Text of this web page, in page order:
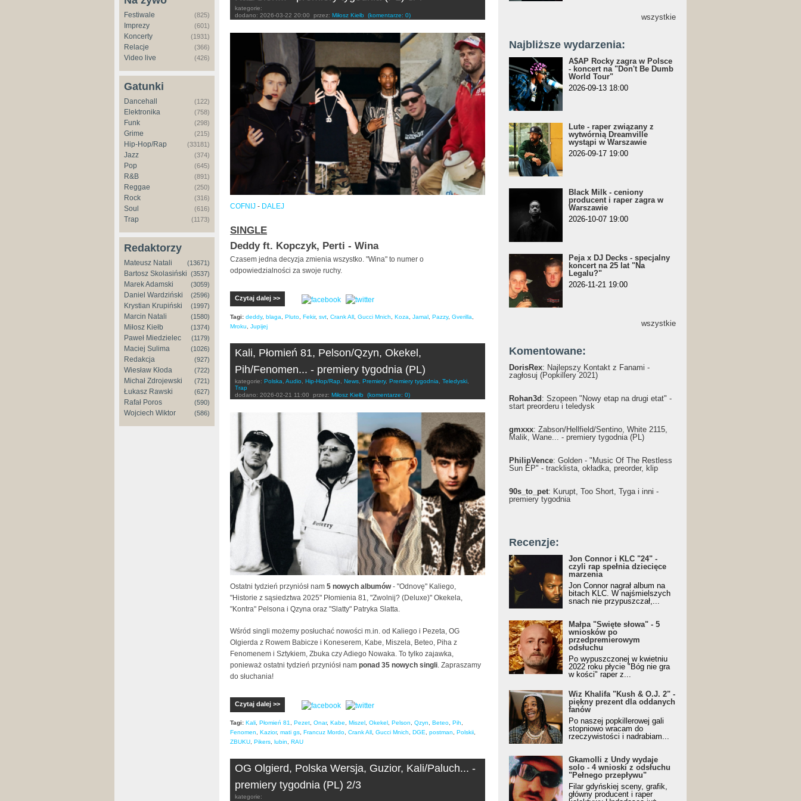
Festiwale (825)
Imprezy (601)
Koncerty (1931)
Relacje (366)
Video live (426)
Gatunki
Dancehall (122)
Elektronika (758)
Funk (298)
Grime (215)
Hip-Hop/Rap (33181)
Jazz (374)
Pop (645)
R&B (891)
Reggae (250)
Rock (316)
Soul (616)
Trap (1173)
Redaktorzy
Mateusz Natali (13671)
Bartosz Skolasiński (3537)
Marek Adamski (3059)
Daniel Wardziński (2596)
Krystian Krupiński (1997)
Marcin Natali (1580)
Miłosz Kiełb (1374)
Paweł Miedzielec (1179)
Maciej Sulima (1026)
Redakcja (927)
Wiesław Kłoda (722)
Michał Zdrojewski (721)
Łukasz Rawski (627)
Rafał Poros (590)
Wojciech Wiktor (586)
kategorie:
dodano: 2026-03-22 20:00 przez: Miłosz Kiełb (komentarze: 0)
COFNIJ - DALEJ
SINGLE
Deddy ft. Kopczyk, Perti - Wina
Czasem jedna decyzja zmienia wszystko. "Wina" to numer o
odpowiedzialności za swoje ruchy.
Czytaj dalej >>
Tagi: deddy, blaga Pluto Fekir, svt Crank All Gucci Mnich Koza Jamal Pazzy, Gverilla
Mroku
Jupijej
Kali, Płomień 81, Pelson/Qzyn, Okekel,
Pih/Fenomen... - premiery tygodnia (PL)
kategorie: Polska Audio Hip-Hop/Rap News Premiery, Premiery tygodnia Teledyski
Trap
dodano: 2026-02-21 11:00 przez: Miłosz Kiełb (komentarze: 0)
Ostatni tydzień przyniósł nam 5 nowych albumów- "Odnovę" Kaliego,
"Historie z sąsiedztwa 2025" Płomienia 81, "Zwolnij? (Deluxe)" Okekela,
"Kontra" Pelsona i Qzyna oraz "Slatty" Patryka Slatta.
Wśród singli możemy posłuchać nowości m.in. od Kaliego i Pezeta, OG
Olgierda z Rowem Babicze i Koneserem, Kabe, Miszela, Beteo, Piha z
Fenomenem i Sztykiem, Zbuka czy Adiego Nowaka. To tylko zajawka,
ponieważ ostatni tydzień przyniósł nam ponad 35 nowych singli . Zapraszamy
do słuchania!
Czytaj dalej >>
Tagi: Kali Płomień 81 Pezet Onar, Kabe Miszel Okekel Pelson Qzyn Beteo Pih
Fenomen
Kazior, mati gs Francuz Mordo Crank All Gucci Mnich DGE postman Polskii
ZBUKU Pikers lubin RAU
OG Olgierd, Polska Wersja, Guzior, Kali/Paluch... -
premiery tygodnia (PL) 2/3
kategorie:
wszystkie
Najbliższe wydarzenia:
A$AP Rocky zagra w Polsce
- koncert na "Don't Be Dumb
World Tour"
2026-09-13 18:00
Lute - raper związany z
wytwórnią Dreamville
wystąpi w Warszawie
2026-09-17 19:00
Black Milk - ceniony
producent i raper zagra w
Warszawie
2026-10-07 19:00
Peja x DJ Decks - specjalny
koncert na 25 lat "Na
Legalu?"
2026-11-21 19:00
wszystkie
Komentowane:
DorisRex: Najlepszy Kontakt z Fanami -
zagłosuj (Popkillery 2021)
Rohan3d : Szopeen "Nowy etap na drugi etat" -
start preorderu i teledysk
gmxxx: Żabson/Hellfield/Sentino, White 2115,
Malik, Wane... - premiery tygodnia (PL)
PhilipVence: Golden - "Music Of The Restless
Sun EP" - tracklista, okładka, preorder, klip
90s_to_pet: Kurupt, Too Short, Tyga i inni -
premiery tygodnia
Recenzje:
Jon Connor i KLC "24" -
czyli rap spełnia dziecięce
marzenia
Jon Connor nagrał album na
bitach KLC. W najśmielszych
snach nie przypuszczał,...
Małpa "Święte słowa" - 5
wniosków po
przedpremierowym
odsłuchu
Po wypuszczonej w kwietniu
2022 roku płycie "Bóg nie gra
w kości" raper z...
Wiz Khalifa "Kush & O.J. 2" -
piękny prezent dla oddanych
fanów
Po naszej popkillerowej gali
stopniowo wracam do
rzeczywistości i nadrabiam...
Gkamolli z Undy wydaje
solo - 4 wnioski z odsłuchu
"Pełnego przepływu"
Filar gdyńskiej sceny, grafik,
główny producent i raper